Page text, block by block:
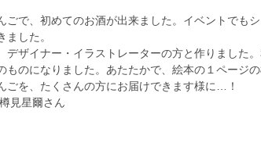
ごで、初めてのお酒が出来ました。イベントでも
した。
デザイナー・イラストレーターの方と作りました
ものになりました。あたたかで、絵本の１ページ
ごを、たくさんの方にお届けできます様に…！
見星爾さん